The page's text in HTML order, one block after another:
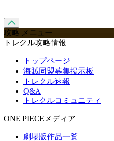
攻略 メニュー
トレクル攻略情報
トップページ
海賊同盟募集掲示板
トレクル速報
Q&A
トレクルコミュニティ
ONE PIECEメディア
劇場版作品一覧